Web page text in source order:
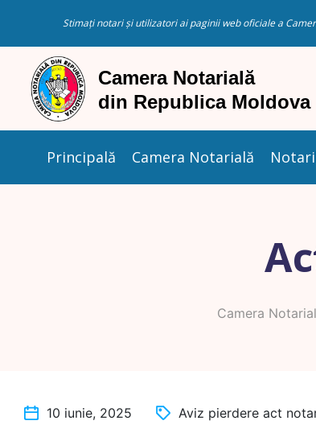
Stimați notari și utilizatori ai paginii web oficiale a
Principală Camera Notarială
Camera
10 iunie, 2025 Aviz pierdere act